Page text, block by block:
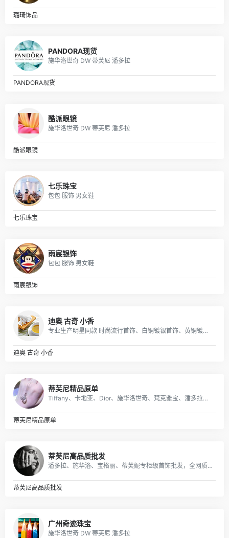
璐琦饰品
PANDORA现货
施华洛世奇 DW 蒂芙尼 潘多拉
PANDORA现货
酷派眼镜
施华洛世奇 DW 蒂芙尼 潘多拉
酷派眼镜
七乐珠宝
包包 服饰 男女鞋
七乐珠宝
雨宸银饰
包包 服饰 男女鞋
雨宸银饰
迪奥 古奇 小香
专业生产明星同款 时尚流行首饰、白铜镀银首饰、黄铜镀真空金首饰、纯黄铜首饰等产品.
迪奥 古奇 小香
蒂芙尼精品原单
Tiffany、卡地亚、Dior、施华洛世奇、梵克雅宝、潘多拉、宝格丽、chanel欧美流行首饰等，以925纯银材质为主，免费配包装，支持一件代发，无理由退换货，可代收货款。厂家一手货源，仓库直发！
蒂芙尼精品原单
蒂芙尼高品质批发
潘多拉、施华洛、宝格丽、蒂芙妮专柜级首饰批发，全网质量最优，全部现货秒发。
蒂芙尼高品质批发
广州奇迹珠宝
施华洛世奇 DW 蒂芙尼 潘多拉